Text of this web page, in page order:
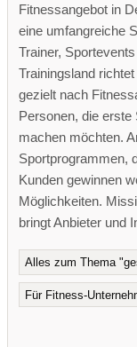
Fitnessangebot in
eine umfangreiche
Trainer,
Trainingsland
gezielt nach
Personen, die
machen möchten.
Sportprogrammen,
Kunden gewinnen
Möglichkeiten.
bringt Anbieter und
Alles zum Thema
Für Fitness-